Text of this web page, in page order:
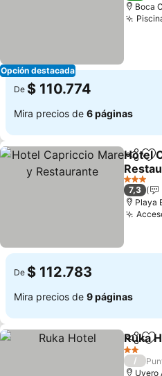
Opción destacada
Boca
De $ 110.774
Mira precios de 6 páginas
Hotel
Ver
3 Estrellas
7,3
Playa
De $ 112.783
Mira precios de 9 páginas
Ruka
2 Estrellas
/
Uvero